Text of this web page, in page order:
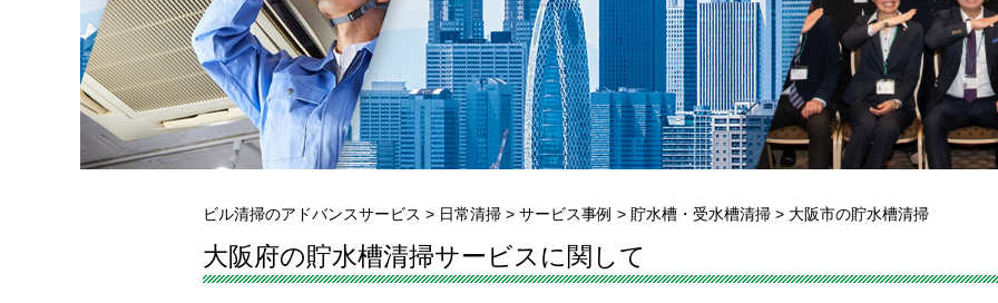
ビル清掃のアドバンスサービス > 日常清掃 > サービス事例 > 貯水槽・受水槽清掃 > 大阪市の貯水槽清掃
大阪府の貯水槽清掃サービスに関して